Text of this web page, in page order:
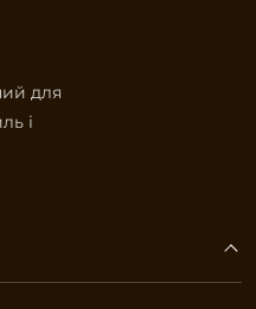
для
і